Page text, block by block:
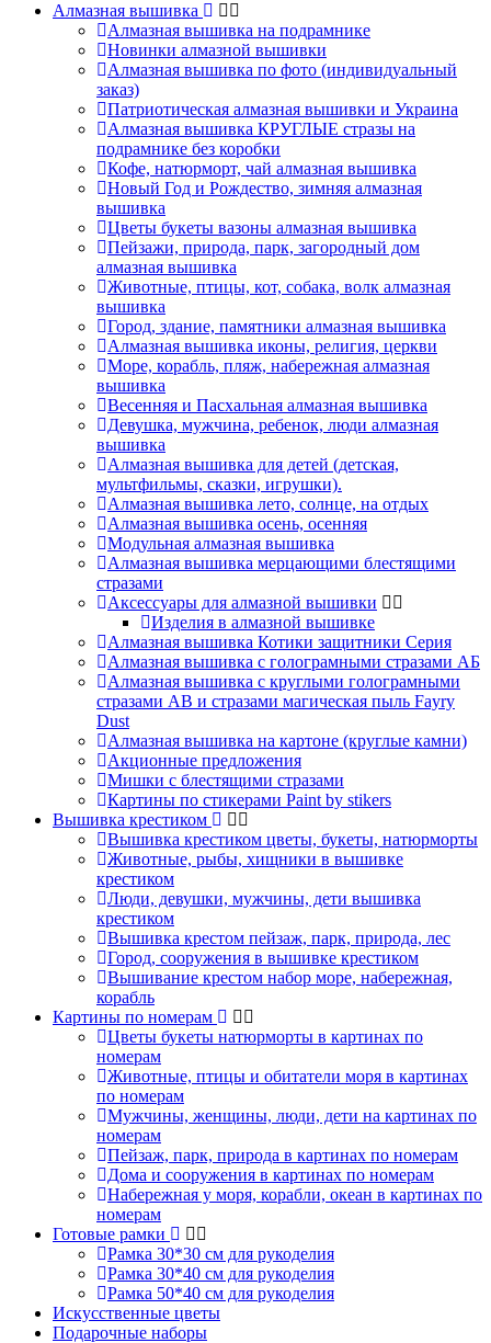
Алмазная вышивка
Алмазная вышивка на подрамнике
Новинки алмазной вышивки
Алмазная вышивка по фото (индивидуальный
заказ)
Патриотическая алмазная вышивки и Украина
Алмазная вышивка КРУГЛЫЕ стразы на
подрамнике без коробки
Кофе, натюрморт, чай алмазная вышивка
Новый Год и Рождество, зимняя алмазная
вышивка
Цветы букеты вазоны алмазная вышивка
Пейзажи, природа, парк, загородный дом
алмазная вышивка
Животные, птицы, кот, собака, волк алмазная
вышивка
Город, здание, памятники алмазная вышивка
Алмазная вышивка иконы, религия, церкви
Море, корабль, пляж, набережная алмазная
вышивка
Весенняя и Пасхальная алмазная вышивка
Девушка, мужчина, ребенок, люди алмазная
вышивка
Алмазная вышивка для детей (детская,
мультфильмы, сказки, игрушки).
Алмазная вышивка лето, солнце, на отдых
Алмазная вышивка осень, осенняя
Модульная алмазная вышивка
Алмазная вышивка мерцающими блестящими
стразами
Аксессуары для алмазной вышивки
Изделия в алмазной вышивке
Алмазная вышивка Котики защитники Серия
Алмазная вышивка с голограмными стразами АБ
Алмазная вышивка с круглыми голограмными
стразами AB и стразами магическая пыль Fayry
Dust
Алмазная вышивка на картоне (круглые камни)
Акционные предложения
Мишки с блестящими стразами
Картины по стикерами Paint by stikers
Вышивка крестиком
Вышивка крестиком цветы, букеты, натюрморты
Животные, рыбы, хищники в вышивке
крестиком
Люди, девушки, мужчины, дети вышивка
крестиком
Вышивка крестом пейзаж, парк, природа, лес
Город, сооружения в вышивке крестиком
Вышивание крестом набор море, набережная,
корабль
Картины по номерам
Цветы букеты натюрморты в картинах по
номерам
Животные, птицы и обитатели моря в картинах
по номерам
Мужчины, женщины, люди, дети на картинах по
номерам
Пейзаж, парк, природа в картинах по номерам
Дома и сооружения в картинах по номерам
Набережная у моря, корабли, океан в картинах по
номерам
Готовые рамки
Рамка 30*30 см для рукоделия
Рамка 30*40 см для рукоделия
Рамка 50*40 см для рукоделия
Искусственные цветы
Подарочные наборы